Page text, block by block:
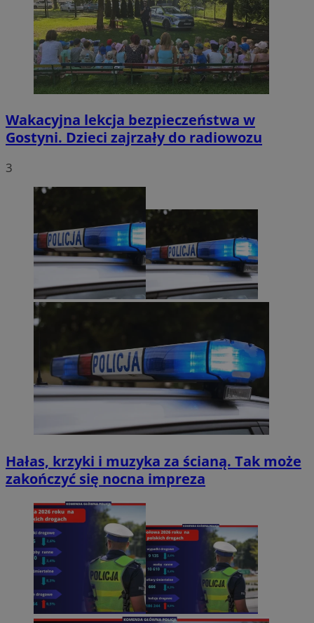
Wakacyjna lekcja bezpieczeństwa w
Gostyni. Dzieci zajrzały do radiowozu
3
Hałas, krzyki i muzyka za ścianą. Tak może
zakończyć się nocna impreza